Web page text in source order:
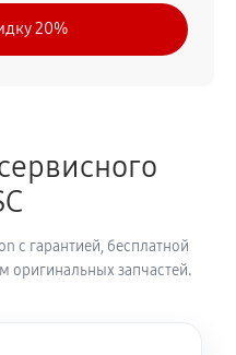
20%
с гарантией, бесплатной
оригинальных запчастей.